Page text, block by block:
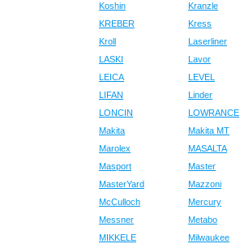
Koshin
Kranzle
KREBER
Kress
Kroll
Laserliner
LASKI
Lavor
LEICA
LEVEL
LIFAN
Linder
LONCIN
LOWRANCE
Makita
Makita MT
Marolex
MASALTA
Masport
Master
MasterYard
Mazzoni
McCulloch
Mercury
Messner
Metabo
MIKKELE
Milwaukee